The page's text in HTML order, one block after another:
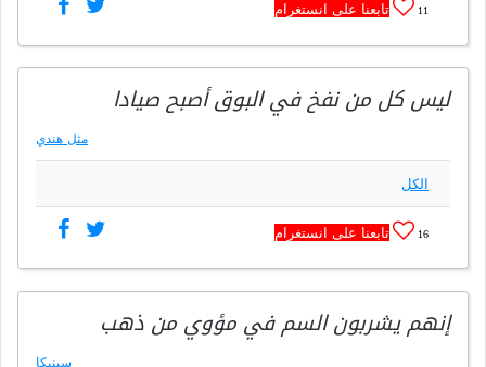
11 تابعنا على انستغرام
ليس كل من نفخ في البوق أصبح صيادا
مثل هندي
الكل
16 تابعنا على انستغرام
إنهم يشربون السم في مؤوي من ذهب
سينيكا